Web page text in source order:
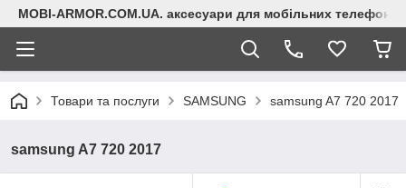
MOBI-ARMOR.COM.UA. аксесуари для мобільних телефонів
Товари та послуги SAMSUNG samsung A7 720 2017
samsung A7 720 2017